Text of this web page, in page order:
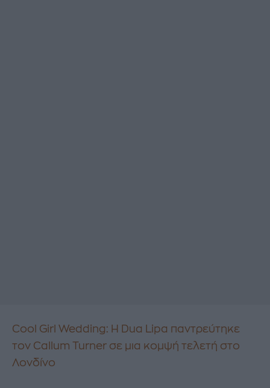
Cool Girl Wedding: Η Dua Lipa παντρεύτηκε
τον Callum Turner σε μια κομψή τελετή στο
Λονδίνο